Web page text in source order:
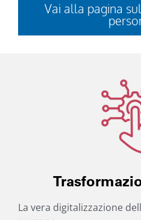
Vai alla pagina
La vera digitalizzazione